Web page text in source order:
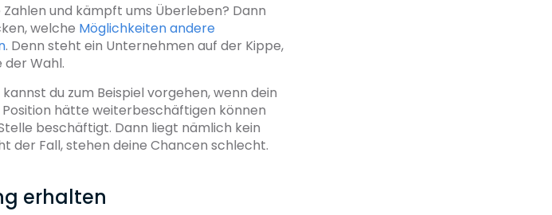
und kämpft ums Überleben? Dann
welche Möglichkeiten andere
. Denn steht ein Unternehmen auf der Kippe,
Wahl.
du zum Beispiel vorgehen, wenn dein
hätte weiterbeschäftigen können
beschäftigt. Dann liegt nämlich kein
der Fall, stehen deine Chancen schlecht.
erhalten